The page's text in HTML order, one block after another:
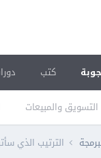
التسويق والمبيعات
كتب
الترتيب الذي